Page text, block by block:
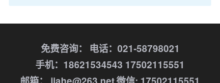
免费咨询：
电话：021-58798021
手机：18621534543 17502115551